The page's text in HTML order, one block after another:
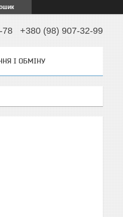
78 +380 (98) 907-32-99
І ОБМІНУ